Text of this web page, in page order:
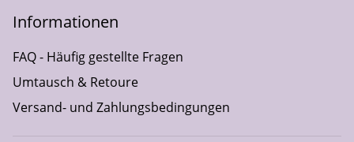
Informationen
FAQ - Häufig gestellte Fragen
Umtausch & Retoure
Versand- und Zahlungsbedingungen